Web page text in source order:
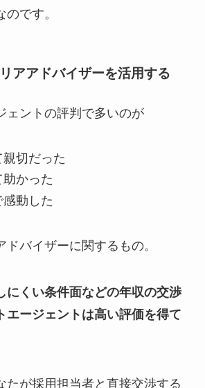
です。
アアドバイザーを活用する
ェントの評判で多いのが
切だった
かった
動した
ドバイザーに関するもの。
にくい条件面などの年収の交渉
エージェントは高い評価を得て
たが採用担当者と直接交渉する